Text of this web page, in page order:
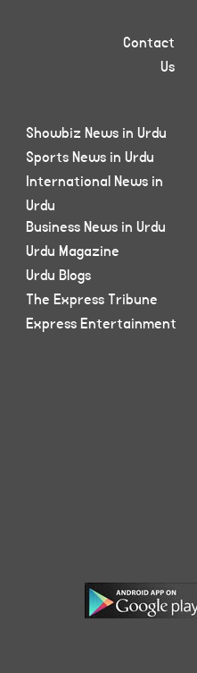
Contact
Us
Showbiz News in Urdu
Sports News in Urdu
International News in
Urdu
Business News in Urdu
Urdu Magazine
Urdu Blogs
The Express Tribune
Express Entertainment